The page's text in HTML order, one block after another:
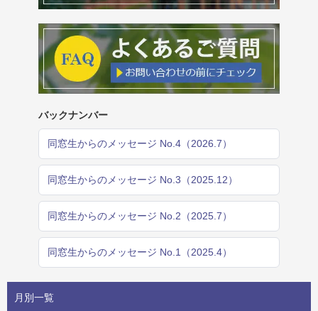
バックナンバー
同窓生からのメッセージ No.4（2026.7）
同窓生からのメッセージ No.3（2025.12）
同窓生からのメッセージ No.2（2025.7）
同窓生からのメッセージ No.1（2025.4）
月別一覧